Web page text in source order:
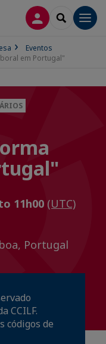
CONEXÃOSEARCH
Eventos
em Portugal"
11h00 (UTC)
Portugal
CCILF.
códigos de